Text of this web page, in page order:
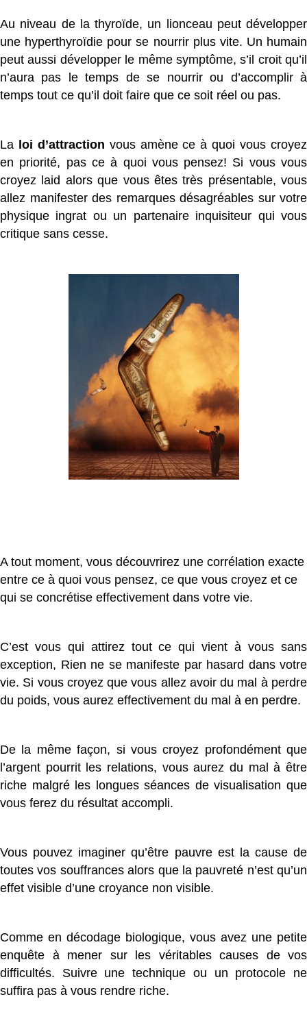
Au niveau de la thyroïde, un lionceau peut développer
une hyperthyroïdie pour se nourrir plus vite. Un humain
peut aussi développer le même symptôme, s’il croit qu’il
n’aura pas le temps de se nourrir ou d’accomplir à
temps tout ce qu’il doit faire que ce soit réel ou pas.
La loi d’attraction vous amène ce à quoi vous croyez
en priorité, pas ce à quoi vous pensez! Si vous vous
croyez laid alors que vous êtes très présentable, vous
allez manifester des remarques désagréables sur votre
physique ingrat ou un partenaire inquisiteur qui vous
critique sans cesse.
A tout moment, vous découvrirez une corrélation exacte
entre ce à quoi vous pensez, ce que vous croyez et ce
qui se concrétise effectivement dans votre vie.
C’est vous qui attirez tout ce qui vient à vous sans
exception, Rien ne se manifeste par hasard dans votre
vie. Si vous croyez que vous allez avoir du mal à perdre
du poids, vous aurez effectivement du mal à en perdre.
De la même façon, si vous croyez profondément que
l’argent pourrit les relations, vous aurez du mal à être
riche malgré les longues séances de visualisation que
vous ferez du résultat accompli.
Vous pouvez imaginer qu’être pauvre est la cause de
toutes vos souffrances alors que la pauvreté n’est qu’un
effet visible d’une croyance non visible.
Comme en décodage biologique, vous avez une petite
enquête à mener sur les véritables causes de vos
difficultés. Suivre une technique ou un protocole ne
suffira pas à vous rendre riche.